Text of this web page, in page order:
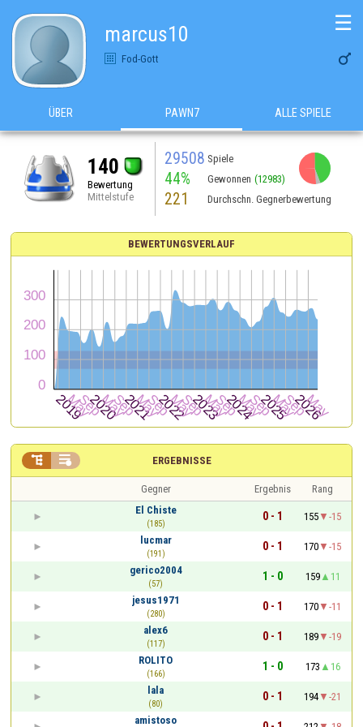
marcus10
Fod-Gott 
☰
ÜBER PAWN7 ALLE SPIELE
140
Bewertung
Mittelstufe
29508 Spiele
44% Gewonnen (12983)
221 Durchschn. Gegnerbewertung
BEWERTUNGSVERLAUF
ERGEBNISSE
 
Gegner Ergebnis
Rang
El Chiste
(185)
0 - 1 155
-15
lucmar
(191)
0 - 1 170
-15
gerico2004
(57)
1 - 0 159
11
jesus1971
(280)
0 - 1 170
-11
alex6
(117)
0 - 1 189
-19
ROLITO
(166)
1 - 0 173
16
lala
(80)
0 - 1 194
-21
amistoso